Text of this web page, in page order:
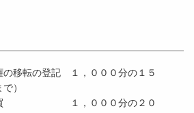
の移転の登記 １，０００分の１５
）
売買 １，０００分の２０